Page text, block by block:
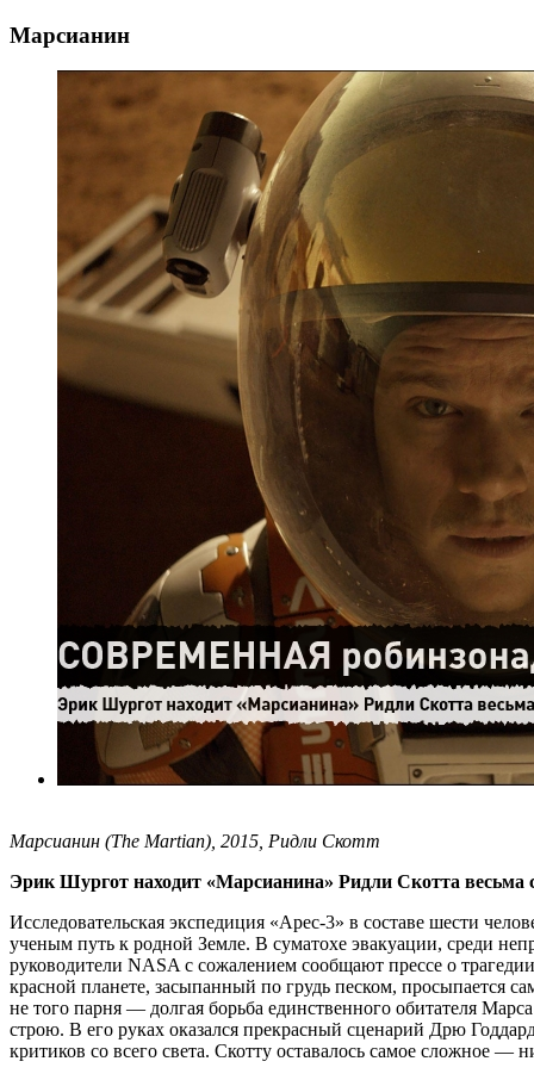
Марсианин
Марсианин (The Martian), 2015, Ридли Скотт
Эрик Шургот находит «Марсианина» Ридли Скотта весьма
Исследовательская экспедиция «Арес-3» в составе шести
ученым путь к родной Земле. В суматохе эвакуации, среди
руководители NASA с сожалением сообщают прессе о
красной планете, засыпанный по грудь песком, просыпается
не того парня — долгая борьба единственного обитателя
строю. В его руках оказался прекрасный сценарий Дрю
критиков со всего света. Скотту оставалось самое сложное